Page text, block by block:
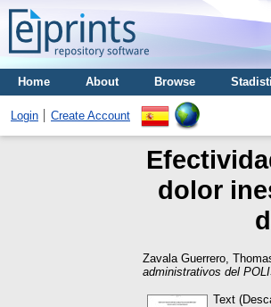
Home About Browse
Login Create Account
dolor
Zavala Guerrero,
administrativos del
Text